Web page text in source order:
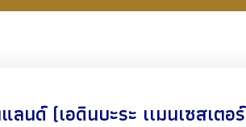
นด์ (เอดินบะระ เเมนเซสเตอร์